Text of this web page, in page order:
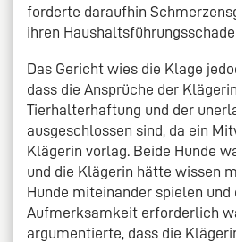
forderte daraufhin
ihren
Das Gericht wies die Klage
dass die Ansprüche der
Tierhalterhaftung und der
ausgeschlossen sind, da ein
Klägerin vorlag. Beide Hunde
und die Klägerin hätte wissen
Hunde miteinander spielen und
Aufmerksamkeit erforderlich
argumentierte, dass die